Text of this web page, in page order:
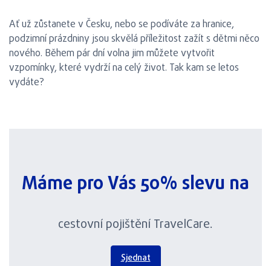
Ať už zůstanete v Česku, nebo se podíváte za hranice,
podzimní prázdniny jsou skvělá příležitost zažít s dětmi něco
nového. Během pár dní volna jim můžete vytvořit
vzpomínky, které vydrží na celý život. Tak kam se letos
vydáte?
Máme pro Vás 50% slevu na
cestovní pojištění TravelCare.
Sjednat